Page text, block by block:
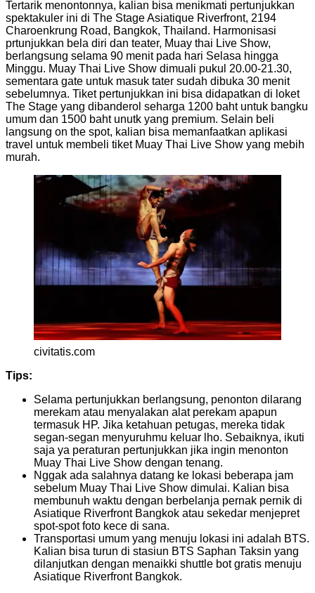
Tertarik menontonnya, kalian bisa menikmati pertunjukkan
spektakuler ini di The Stage Asiatique Riverfront, 2194
Charoenkrung Road, Bangkok, Thailand. Harmonisasi
prtunjukkan bela diri dan teater, Muay thai Live Show,
berlangsung selama 90 menit pada hari Selasa hingga
Minggu. Muay Thai Live Show dimuali pukul 20.00-21.30,
sementara gate untuk masuk tater sudah dibuka 30 menit
sebelumnya. Tiket pertunjukkan ini bisa didapatkan di loket
The Stage yang dibanderol seharga 1200 baht untuk bangku
umum dan 1500 baht unutk yang premium. Selain beli
langsung on the spot, kalian bisa memanfaatkan aplikasi
travel untuk membeli tiket Muay Thai Live Show yang mebih
murah.
civitatis.com
Tips:
Selama pertunjukkan berlangsung, penonton dilarang
merekam atau menyalakan alat perekam apapun
termasuk HP. Jika ketahuan petugas, mereka tidak
segan-segan menyuruhmu keluar lho. Sebaiknya, ikuti
saja ya peraturan pertunjukkan jika ingin menonton
Muay Thai Live Show dengan tenang.
Nggak ada salahnya datang ke lokasi beberapa jam
sebelum Muay Thai Live Show dimulai. Kalian bisa
membunuh waktu dengan berbelanja pernak pernik di
Asiatique Riverfront Bangkok atau sekedar menjepret
spot-spot foto kece di sana.
Transportasi umum yang menuju lokasi ini adalah BTS.
Kalian bisa turun di stasiun BTS Saphan Taksin yang
dilanjutkan dengan menaikki shuttle bot gratis menuju
Asiatique Riverfront Bangkok.